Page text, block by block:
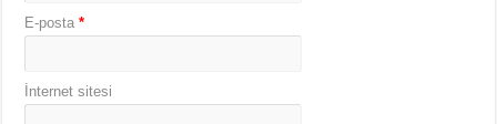
E-posta*
İnternet sitesi